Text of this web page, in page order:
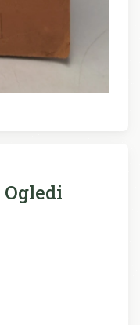
Ogledi